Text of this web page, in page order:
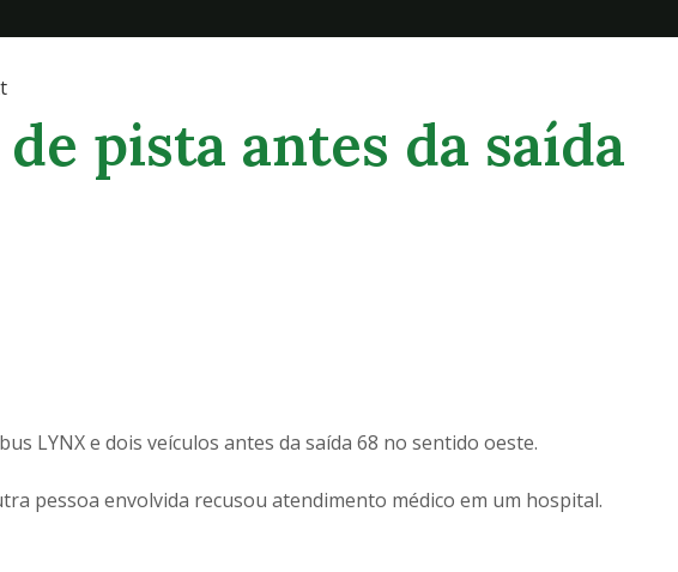
pista antes da saída
LYNX e dois veículos antes da saída 68 no sentido oeste.
pessoa envolvida recusou atendimento médico em um hospital.